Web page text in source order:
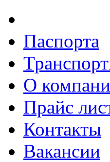
Паспорта
О
Прайс
Контакты
Вакансии